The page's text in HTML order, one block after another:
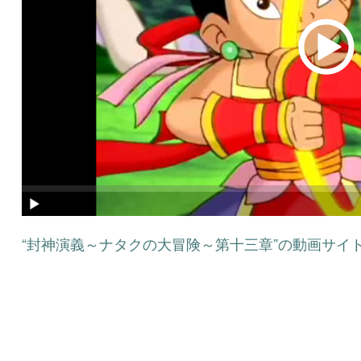
“封神演義～ナタクの大冒険～第十三章”の動画サイ